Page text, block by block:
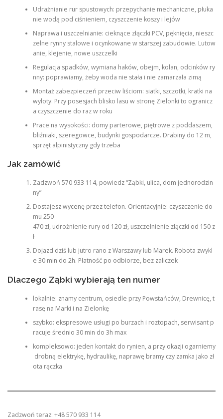
Udrażnianie rur spustowych: przepychanie mechaniczne, płuka
nie wodą pod ciśnieniem, czyszczenie koszy i lejów
Naprawa i uszczelnianie: cieknące złączki PCV, pęknięcia, nieszc
zelne rynny stalowe i ocynkowane w starszej zabudowie. Lutow
anie, klejenie, nowe uszczelki
Regulacja spadków, wymiana haków, obejm, kolan, odcinków ry
nny: poprawiamy, żeby woda nie stała i nie zamarzała zimą
Montaż zabezpieczeń przeciw liściom: siatki, szczotki, kratki na
wyloty. Przy posesjach blisko lasu w stronę Zielonki to ogranicz
a czyszczenie do raz w roku
Prace na wysokości: domy parterowe, piętrowe z poddaszem,
bliźniaki, szeregowce, budynki gospodarcze. Drabiny do 12 m,
sprzęt alpinistyczny gdy trzeba
Jak zamówić
Zadzwoń 570 933 114, powiedz “Ząbki, ulica, dom jednorodzin
ny”
Dostajesz wycenę przez telefon. Orientacyjnie: czyszczenie do
mu 250-
470 zł, udrożnienie rury od 120 zł, uszczelnienie złączki od 150 z
ł
Dojazd dziś lub jutro rano z Warszawy lub Marek. Robota zwykl
e 30 min do 2h. Płatność po odbiorze, bez zaliczek
Dlaczego Ząbki wybierają ten numer
lokalnie: znamy centrum, osiedle przy Powstańców, Drewnicę, t
rasę na Marki i na Zielonkę
szybko: ekspresowe usługi po burzach i roztopach, serwisant p
racuje średnio 30 min do 3h max
kompleksowo: jeden kontakt do rynien, a przy okazji ogarniemy
drobną elektrykę, hydraulikę, naprawę bramy czy zamka jako zł
ota rączka
Zadzwoń teraz: +48 570 933 114